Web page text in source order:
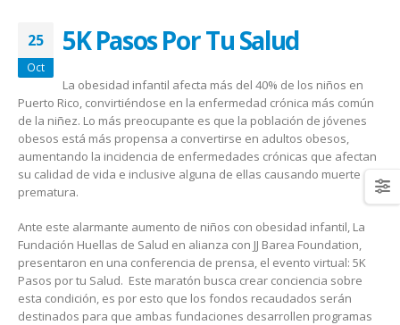
25
Oct
5K Pasos Por Tu Salud
La obesidad infantil afecta más del 40% de los niños en
Puerto Rico, convirtiéndose en la enfermedad crónica más común
de la niñez. Lo más preocupante es que la población de jóvenes
obesos está más propensa a convertirse en adultos obesos,
aumentando la incidencia de enfermedades crónicas que afectan
su calidad de vida e inclusive alguna de ellas causando muerte
prematura.
Ante este alarmante aumento de niños con obesidad infantil, La
Fundación Huellas de Salud en alianza con JJ Barea Foundation,
presentaron en una conferencia de prensa, el evento virtual: 5K
Pasos por tu Salud. Este maratón busca crear conciencia sobre
esta condición, es por esto que los fondos recaudados serán
destinados para que ambas fundaciones desarrollen programas